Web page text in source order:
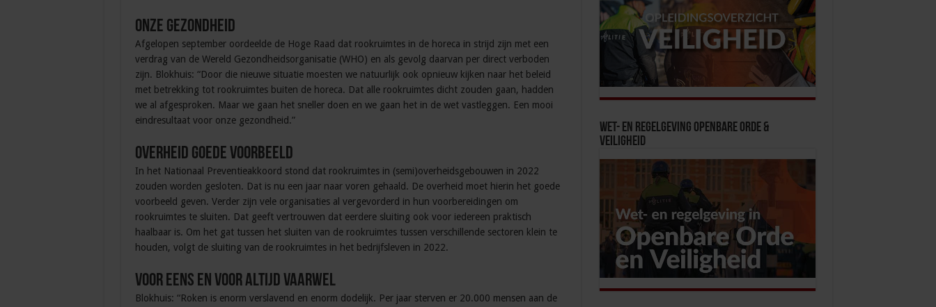
Onze gezondheid
Afgelopen september oordeelde de Hoge Raad dat rookruimtes in de horeca in strijd zijn met een
verdrag van de Wereld Gezondheidsorganisatie (WHO) en als gevolg daarvan per direct verboden
zijn. Blokhuis: “Door die nieuwe situatie moesten we natuurlijk ook opnieuw kijken naar het beleid
met betrekking tot rookruimtes buiten de horeca. Dat alle rookruimtes dicht zouden gaan, hadden
we al afgesproken. Maar we gaan het sneller doen en we gaan het in de wet vastleggen. Een mooi
eindresultaat voor onze gezondheid.”
Overheid goede voorbeeld
In het Nationaal Preventieakkoord stond dat rookruimtes in (semi)overheidsgebouwen in 2022
zouden worden gesloten. Dat is nu een jaar naar voren gehaald. De overheid moet hierin het goede
voorbeeld geven. Verder zijn vele organisaties al vergevorderd in hun voorbereidingen om
rookruimtes te sluiten. Dat geeft vertrouwen dat eerdere sluiting ook voor iedereen praktisch
haalbaar is. Om het gat tussen het sluiten van de rookruimtes tussen verschillende sectoren klein te
houden, volgt de sluiting van de rookruimtes in het bedrijfsleven in 2022.
Voor eens en voor altijd vaarwel
Blokhuis: “Roken is enorm verslavend en enorm dodelijk. Per jaar sterven er 20.000 mensen aan de
Wet- en Regelgeving Openbare Orde &
Veiligheid